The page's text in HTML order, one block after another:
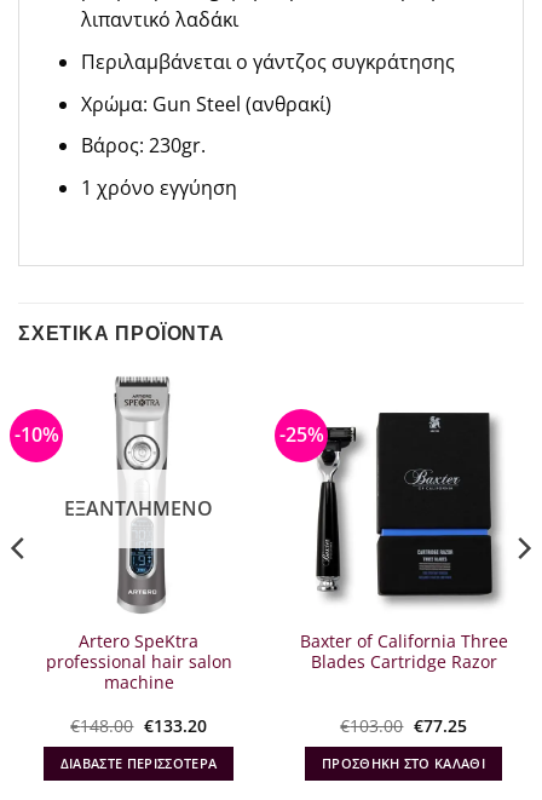
λιπαντικό λαδάκι
Περιλαμβάνεται ο γάντζος συγκράτησης
Χρώμα: Gun Steel (ανθρακί)
Βάρος: 230gr.
1 χρόνο εγγύηση
ΣΧΕΤΙΚΆ ΠΡΟΪΌΝΤΑ
-10%
ΕΞΑΝΤΛΗΜΈΝΟ
Artero SpeKtra
professional hair salon
machine
€148.00 Original
price
was:
€148.00.
€133.20Η
τιμή
είναι:
€133.20.
ΔΙΑΒΆΣΤΕ ΠΕΡΙΣΣΌΤΕΡΑ
-25%
Baxter of California Three
Blades Cartridge Razor
€103.00 Original
price
was:
€103.00.
€77.25Η
τιμή
είναι:
€77.25.
ΠΡΟΣΘΉΚΗ ΣΤΟ ΚΑΛΆΘΙ